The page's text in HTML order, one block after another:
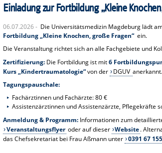
Einladung zur Fortbildung „Kleine
06.07.2026 - Die Universitätsmedizin Magdeburg lädt
Fortbildung „Kleine Knochen, große Fragen“ein.
Die Veranstaltung richtet sich an alle Fachgebiete und
Zertifizierung: Die Fortbildung ist mit6
Kurs „Kindertraumatologie“von der DGUV anerkannt.
Tagungspauschale:
Fachärztinnen und Fachärzte: 80 €
Assistenzärztinnen und Assistenzärzte, Pflegekräfte
Anmeldung & Programm: Informationen zum
Veranstaltungsflyer oder auf dieser Website.
das Chefsekretariat bei Frau Aßmann unter 0391 67